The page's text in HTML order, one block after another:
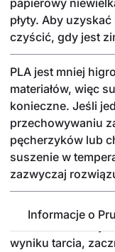
Informacje o
papierowy
płyty. Aby
czyścić, gdy jest
PLA jest mniej
materiałów, więc
konieczne. Jeśli
przechowywaniu
pęcherzyków lub
suszenie w
zazwyczaj
Obrabiając PLA,
mokro. Bez wody
wyniku tarcia,